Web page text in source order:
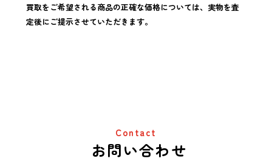
買取をご希望される商品の正確な価格については、実物を査
定後にご提示させていただきます。
Contact
お問い合わせ